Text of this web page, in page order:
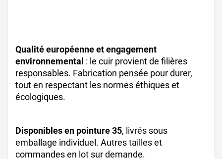
Qualité européenne et engagement
environnemental : le cuir provient de filières
responsables. Fabrication pensée pour durer,
tout en respectant les normes éthiques et
écologiques.
Disponibles en pointure 35, livrés sous
emballage individuel. Autres tailles et
commandes en lot sur demande.